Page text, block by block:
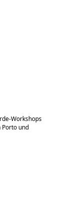
Workshops
Porto und